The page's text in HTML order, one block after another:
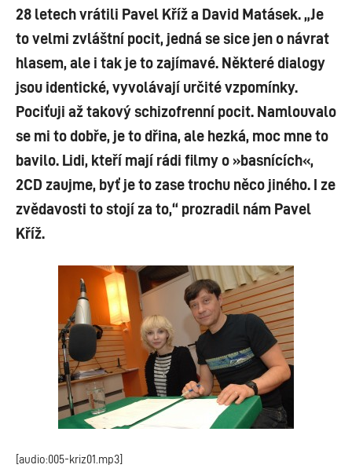
28 letech vrátili Pavel Kříž a David Matásek. „Je
to velmi zvláštní pocit, jedná se sice jen o návrat
hlasem, ale i tak je to zajímavé. Některé dialogy
jsou identické, vyvolávají určité vzpomínky.
Pociťuji až takový schizofrenní pocit. Namlouvalo
se mi to dobře, je to dřina, ale hezká, moc mne to
bavilo. Lidi, kteří mají rádi filmy o »basnících«,
2CD zaujme, byť je to zase trochu něco jiného. I ze
zvědavosti to stojí za to,“ prozradil nám Pavel
Kříž.
[audio:005-kriz01.mp3]